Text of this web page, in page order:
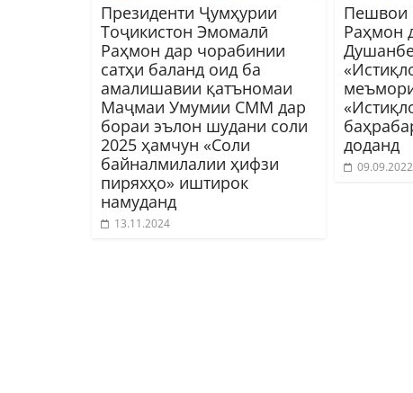
Президенти Ҷумҳурии
Тоҷикистон Эмомалӣ
Раҳмон дар чорабинии
сатҳи баланд оид ба
амалишавии қатъномаи
Маҷмаи Умумии СММ дар
бораи эълон шудани cоли
2025 ҳамчун «Соли
байналмилалии ҳифзи
пиряхҳо» иштирок
намуданд
13.11.2024
Пешвои
Раҳмон
доданд
09.09.2022